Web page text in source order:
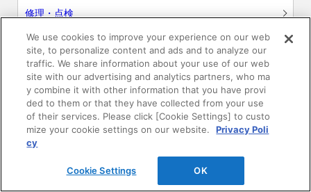
修理・点検
お問い合わせ
ログイン
建築・設計関係者様向けサイト
ユーザー登録サービス
WEB見積システム
We use cookies to improve your experience on our web
site, to personalize content and ads and to analyze our
traffic. We share information about your use of our web
site with our advertising and analytics partners, who ma
y combine it with other information that you have provi
ded to them or that they have collected from your use
of their services. Please click [Cookie Settings] to custo
mize your cookie settings on our website.
Privacy Poli
cy
Cookie Settings OK